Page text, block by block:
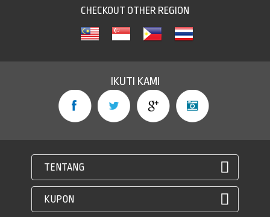
CHECKOUT OTHER REGION
IKUTI KAMI
TENTANG
KUPON